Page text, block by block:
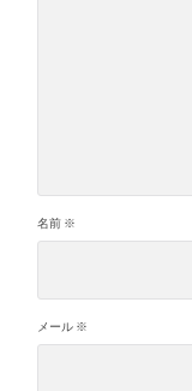
名前 ※
メール ※